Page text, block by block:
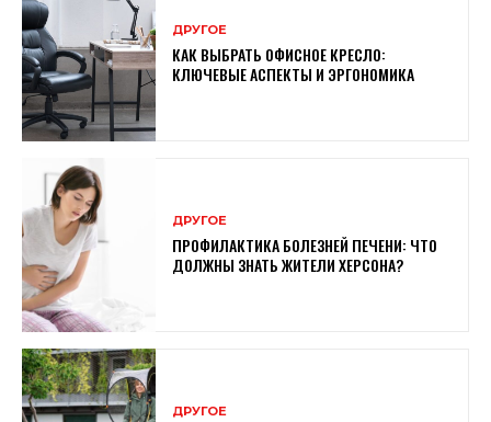
ДРУГОЕ
КАК ВЫБРАТЬ ОФИСНОЕ КРЕСЛО:
КЛЮЧЕВЫЕ АСПЕКТЫ И ЭРГОНОМИКА
ДРУГОЕ
ПРОФИЛАКТИКА БОЛЕЗНЕЙ ПЕЧЕНИ: ЧТО
ДОЛЖНЫ ЗНАТЬ ЖИТЕЛИ ХЕРСОНА?
ДРУГОЕ